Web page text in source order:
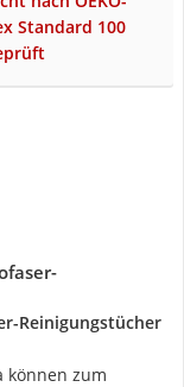
Standard 100
Reinigungstücher
können zum